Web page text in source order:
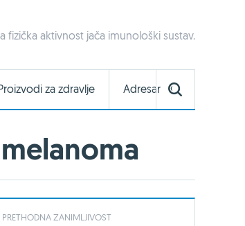
fizička aktivnost jača imunološki sustav.
za zdravlje Adresar
PRETHODNA ZANIMLJIVOST